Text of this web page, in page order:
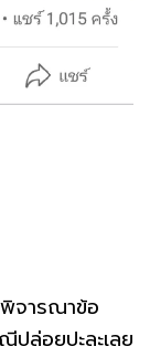
จารณาข้อ
ล่อยปะละเลย